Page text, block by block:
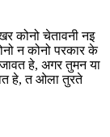
कोनो चेतावनी नइ
न कोनो परकार के
हे, अगर तुमन या
हे, त ओला तुरते